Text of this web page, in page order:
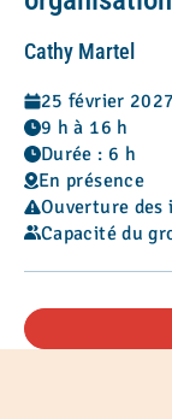
Cathy Martel
25 février 2027
9 h à 16 h
Durée : 6 h
En présence
Ouverture des
Capacité du